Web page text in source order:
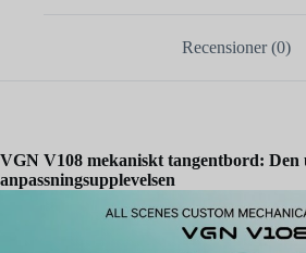
Recensioner (0)
VGN V108 mekaniskt tangentbord: Den
anpassningsupplevelsen